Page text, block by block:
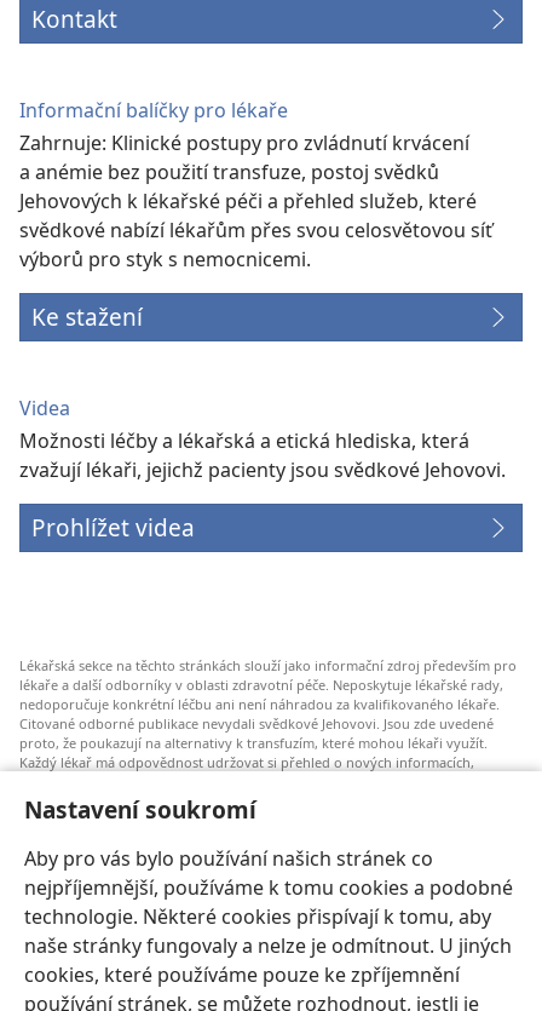
Nastavení soukromí
Aby pro vás bylo používání našich stránek co
nejpříjemnější, používáme k tomu cookies a podobné
technologie. Některé cookies přispívají k tomu, aby
naše stránky fungovaly a nelze je odmítnout. U jiných
cookies, které používáme pouze ke zpříjemnění
používání stránek, se můžete rozhodnout, jestli je
Kontakt
Informační balíčky pro lékaře
Zahrnuje: Klinické postupy pro zvládnutí krvácení
a anémie bez použití transfuze, postoj svědků
Jehovových k lékařské péči a přehled služeb, které
svědkové nabízí lékařům přes svou celosvětovou síť
výborů pro styk s nemocnicemi.
Ke stažení
Videa
Možnosti léčby a lékařská a etická hlediska, která
zvažují lékaři, jejichž pacienty jsou svědkové Jehovovi.
Prohlížet videa
Lékařská sekce na těchto stránkách slouží jako informační zdroj především pro
lékaře a další odborníky v oblasti zdravotní péče. Neposkytuje lékařské rady,
nedoporučuje konkrétní léčbu ani není náhradou za kvalifikovaného lékaře.
Citované odborné publikace nevydali svědkové Jehovovi. Jsou zde uvedené
proto, že poukazují na alternativy k transfuzím, které mohou lékaři využít.
Každý lékař má odpovědnost udržovat si přehled o nových informacích,
správná rozhodnutí, která budou odpovídat jejich zdravotnímu stavu a budou
v souladu s jejich přáními, hodnotami a vyznáním. Uvedené postupy nemusí
Pro pacienty: Vždy se poraďte o svém zdravotním stavu a možnostech léčby se
svým lékařem nebo jiným odborníkem v oblasti lékařské péče. Pokud máte
zdravotní potíže, nechte se vyšetřit lékařem.
Používání těchto stránek se řídí Podmínkami použití.